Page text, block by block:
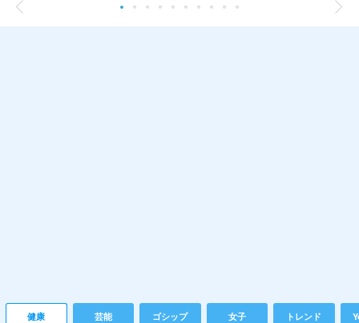
健康 芸能 ゴシップ 女子 トレンド